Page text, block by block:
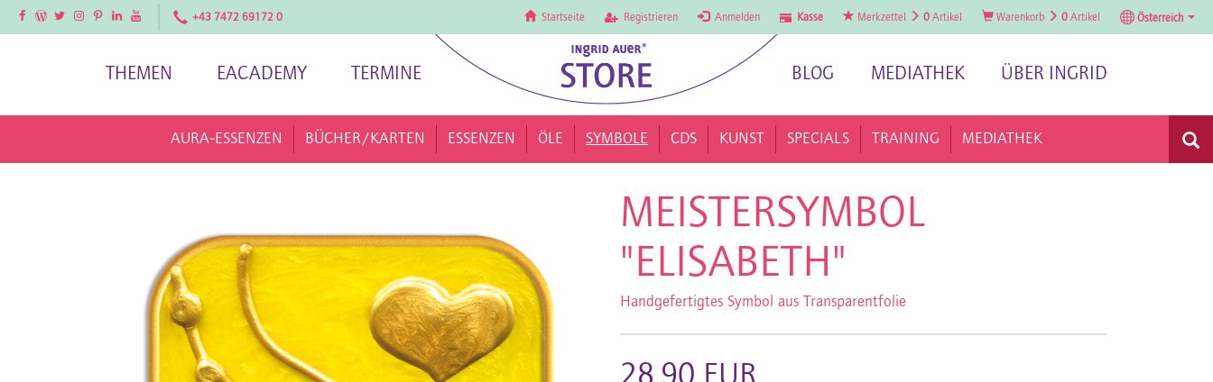
FacebookFacebookTwitterInstagramPinterestLinkedInYouTube +43 7472 69172 0 Startseite Registrieren Anmelden Kasse Merkzettel 0 Artikel Warenkorb 0 Artikel Österreich
THEMEN EACADEMY TERMINE BLOG MEDIATHEK ÜBER INGRID
AURA-ESSENZEN BÜCHER/KARTEN ESSENZEN ÖLE SYMBOLE CDS KUNST SPECIALS TRAINING MEDIATHEK
MEISTERSYMBOL
"ELISABETH"
Handgefertigtes Symbol aus Transparentfolie